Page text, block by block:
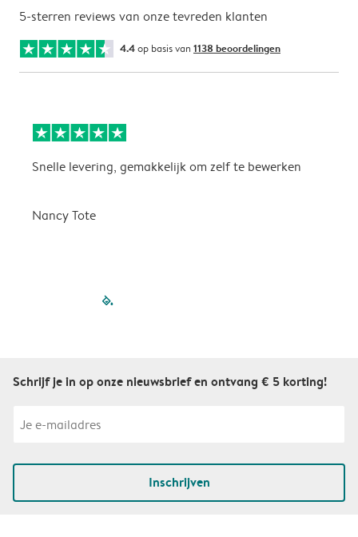
5-sterren reviews van onze tevreden klanten
4.4op basis van 1138 beoordelingen
Snelle levering, gemakkelijk om zelf te bewerken
Nancy Tote
filled-pagination
Schrijf je in op onze nieuwsbrief en ontvang € 5 korting!
Inschrijven